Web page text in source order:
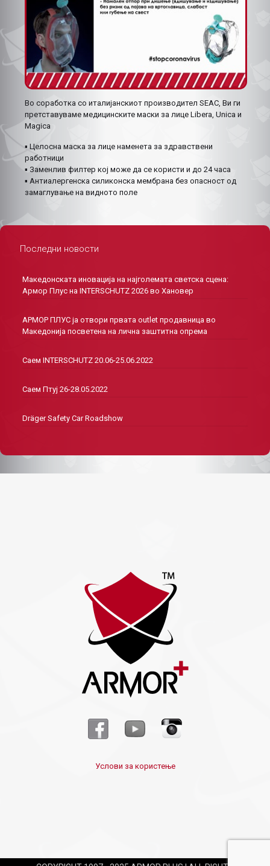
Во соработка со италијанскиот производител SEAC, Ви ги
претставуваме медицинските маски за лице Libera, Unica и
Magica
▪️ Целосна маска за лице наменета за здравствени
работници
▪️ Заменлив филтер кој може да се користи и до 24 часа
▪️ Антиалергенска силиконска мембрана без опасност од
замаглување на видното поле
Последни новости
Македонската иновација на најголемата светска сцена:
Армор Плус на INTERSCHUTZ 2026 во Хановер
AРМОР ПЛУС ја отвори првата outlet продавница во
Македонија посветена на лична заштитна опрема
Саем INTERSCHUTZ 20.06-25.06.2022
Саем Птуј 26-28.05.2022
Dräger Safety Car Roadshow
Услови за користење